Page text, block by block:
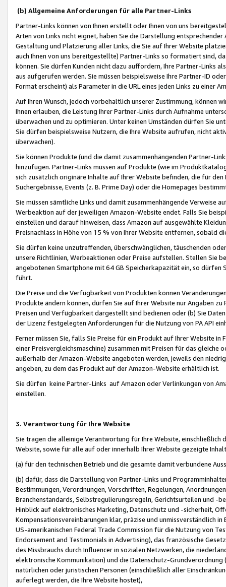
(b) Allgemeine Anforderungen für alle Partner-Links
Partner-Links können von Ihnen erstellt oder Ihnen von uns
Arten von Links nicht eignet, haben Sie die Darstellung
Gestaltung und Platzierung aller Links, die Sie auf Ihrer Website
auch Ihnen von uns bereitgestellte) Partner-Links so formatiert sind,
können. Sie dürfen Kunden nicht dazu auffordern, Ihre Partner-Links
aus aufgerufen werden. Sie müssen beispielsweise Ihre Partner-ID
Format erscheint) als Parameter in die URL eines jeden Links zu einer
Auf Ihren Wunsch, jedoch vorbehaltlich unserer Zustimmung, können
Ihnen erlauben, die Leistung Ihrer Partner-Links durch Aufnahme
überwachen und zu optimieren. Unter keinen Umständen dürfen Sie
Sie dürfen beispielsweise Nutzern, die Ihre Website aufrufen, nicht
überwachen).
Sie können Produkte (und die damit zusammenhängenden Partner-
hinzufügen. Partner-Links müssen auf Produkte (wie im
sich zusätzlich originäre Inhalte auf Ihrer Website befinden, die für
Suchergebnisse, Events (z. B. Prime Day) oder die Homepages
Sie müssen sämtliche Links und damit zusammenhängende
Werbeaktion auf der jeweiligen Amazon-Website endet. Falls Sie
einstellen und darauf hinweisen, dass Amazon auf ausgewählte
Preisnachlass in Höhe von 15 % von Ihrer Website entfernen, sobald
Sie dürfen keine unzutreffenden, überschwänglichen, täuschenden
unsere Richtlinien, Werbeaktionen oder Preise aufstellen. Stellen Sie
angebotenen Smartphone mit 64 GB Speicherkapazität ein, so dürfen
führt.
Die Preise und die Verfügbarkeit von Produkten können
Produkte ändern können, dürfen Sie auf Ihrer Website nur Angaben
Preisen und Verfügbarkeit dargestellt sind bedienen oder (b) Sie
der Lizenz festgelegten Anforderungen für die Nutzung von PA API
Ferner müssen Sie, falls Sie Preise für ein Produkt auf Ihrer Website
einer Preisvergleichsmaschine) zusammen mit Preisen für das
außerhalb der Amazon-Website angeboten werden, jeweils den
angeben, zu dem das Produkt auf der Amazon-Website erhältlich ist.
Sie dürfen keine Partner-Links auf Amazon oder Verlinkungen von
einstellen.
3. Verantwortung für Ihre Website
Sie tragen die alleinige Verantwortung für Ihre Website,
Website, sowie für alle auf oder innerhalb Ihrer Website gezeigte
(a) für den technischen Betrieb und die gesamte damit verbundene
(b) dafür, dass die Darstellung von Partner-Links und
Bestimmungen, Verordnungen, Vorschriften, Regelungen,
Branchenstandards, Selbstregulierungsregeln, Gerichtsurteilen und -
Hinblick auf elektronisches Marketing, Datenschutz und -sicherheit,
Kompensationsvereinbarungen klar, präzise und unmissverständlich
US-amerikanischen Federal Trade Commission für die Nutzung von
Endorsement and Testimonials in Advertising), das französische
des Missbrauchs durch Influencer in sozialen Netzwerken, die
elektronische Kommunikation) und die Datenschutz-
natürlichen oder juristischen Personen (einschließlich aller
auferlegt werden, die Ihre Website hostet),